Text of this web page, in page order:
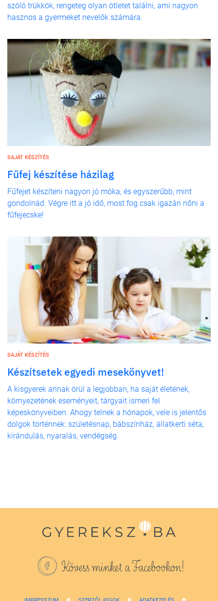
szóló trükkök, rengeteg olyan ötletet találni, ami nagyon
hasznos a gyermeket nevelők számára.
SAJÁT KÉSZÍTÉS
Fűfej készítése házilag
Fűfejet készíteni nagyon jó móka, és egyszerűbb, mint
gondolnád. Végre itt a jó idő, most fog csak igazán nőni a
fűfejecske!
SAJÁT KÉSZÍTÉS
Készítsetek egyedi mesekönyvet!
A kisgyerek annak örül a legjobban, ha saját életének,
környezetének eseményeit, tárgyait ismeri fel
képeskönyveiben. Ahogy telnek a hónapok, vele is jelentős
dolgok történnek: születésnap, bábszínház, állatkerti séta,
kirándulás, nyaralás, vendégség.
Kövess minket a Facebookon!